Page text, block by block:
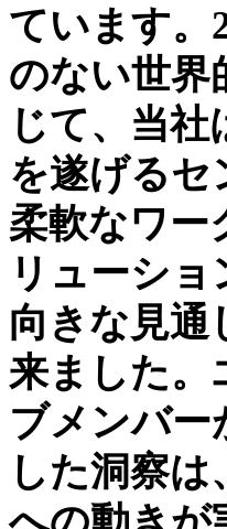
ています。
のない世界
じて、当社
を遂げるセ
柔軟なワー
リューシ
向きな見通
来ました。
ブメンバー
した洞察は